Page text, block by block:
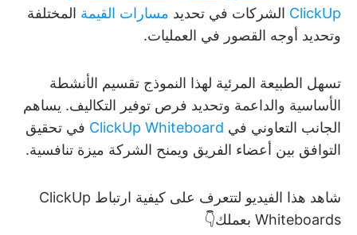
ClickUp الشركات في تحديد مسارات القيمة المختلفة
وتحديد أوجه القصور في العمليات.
تسهل الطبيعة المرئية لهذا النموذج تقسيم الأنشطة
الأساسية والداعمة وتحديد فرص توفير التكاليف. يساهم
الجانب التعاوني في ClickUp Whiteboard في تحقيق
التوافق بين أعضاء الفريق ويمنح الشركة ميزة تنافسية.
شاهد هذا الفيديو لتتعرف على كيفية ارتباط ClickUp
Whiteboards بعملك👇